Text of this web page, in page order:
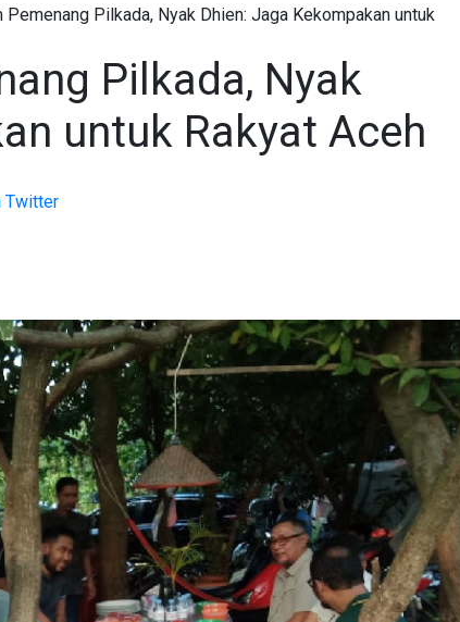
Pemenang Pilkada, Nyak Dhien: Jaga Kekompakan untuk
Pilkada, Nyak
untuk Rakyat Aceh